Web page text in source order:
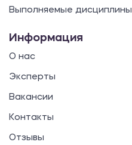
Выполняемые дисциплины
Информация
О нас
Эксперты
Вакансии
Контакты
Отзывы